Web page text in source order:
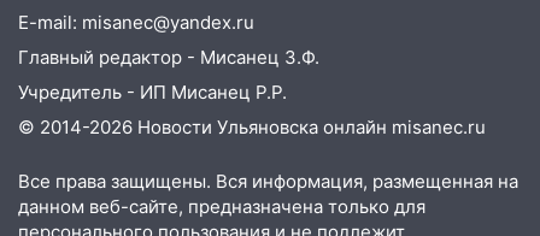
11:16 В Ульяновске ищут 37-летнего
10:30 От мотофристайла до прогулки с
хаски: куда сходить в Ульяновской
области 8–9 августа
10:11 Директора ульяновской
«Нефтяной топливной компании» будут
E-mail: misanec@yandex.ru
Главный редактор - Мисанец З.Ф.
Учредитель - ИП Мисанец Р.Р.
© 2014-2026 Новости Ульяновска онлайн misanec.ru
Все права защищены. Вся информация, размещенная на
данном веб-сайте, предназначена только для